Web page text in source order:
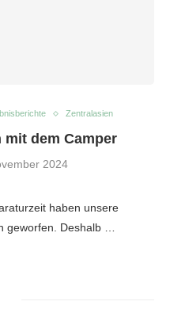
Zentralasien
dem Camper
2024
haben unsere
geworfen. Deshalb …